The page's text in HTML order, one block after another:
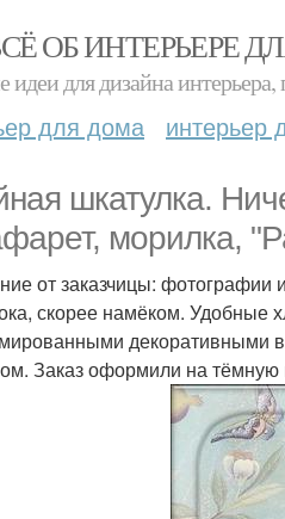
ОБ ИНТЕРЬЕРЕ
идеи для дизайна
для дома интерьер
шкатулка.
морилка,
от заказчицы: фотографии
скорее намёком. Удобные
декоративными
Заказ оформили на тёмную